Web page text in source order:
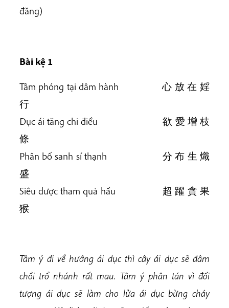
đăng)
Bài kệ 1
Tâm phóng tại dâm hành 心 放 在 婬
行
Dục ái tăng chi điều 欲 愛 增 枝
條
Phân bố sanh sí thạnh 分 布 生 熾
盛
Siêu dược tham quả hầu 超 躍 貪 果
猴
Tâm ý đi về hướng ái dục thì cây ái dục sẽ đâm
chồi trổ nhánh rất mau. Tâm ý phân tán vì đối
tượng ái dục sẽ làm cho lửa ái dục bừng cháy